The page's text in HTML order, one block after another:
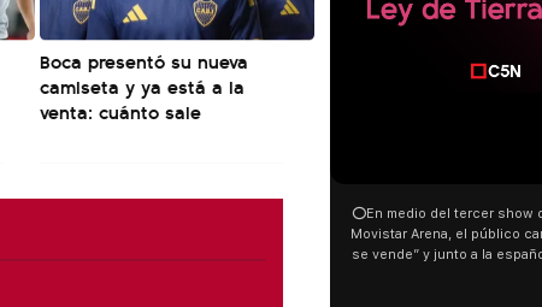
Boca presentó su nueva
camiseta y ya está a la
venta: cuánto sale
⭕En medio del tercer show
Movistar Arena, el público
se vende” y junto a la